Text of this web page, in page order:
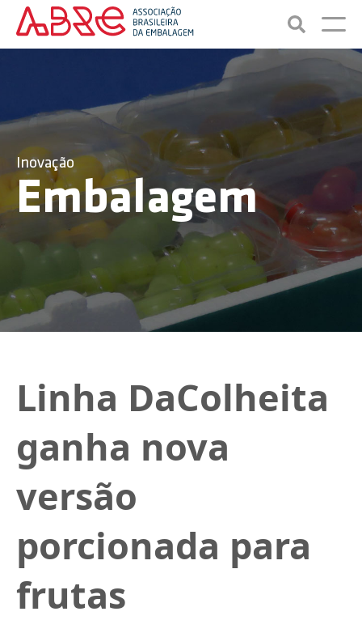
Inovação
Embalagem
Linha DaColheita
ganha nova
versão
porcionada para
frutas